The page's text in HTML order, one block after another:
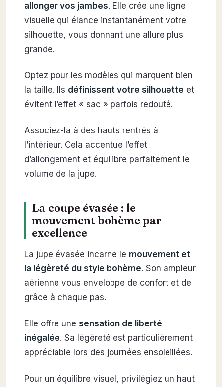
allonger vos jambes. Elle crée une ligne
visuelle qui élance instantanément votre
silhouette, vous donnant une allure plus
grande.
Optez pour les modèles qui marquent bien
la taille. Ils définissent votre silhouette et
évitent l’effet « sac » parfois redouté.
Associez-la à des hauts rentrés à
l’intérieur. Cela accentue l’effet
d’allongement et équilibre parfaitement le
volume de la jupe.
La coupe évasée : le
mouvement bohème par
excellence
La jupe évasée incarne le mouvement et
la légèreté du style bohème. Son ampleur
aérienne vous enveloppe de confort et de
grâce à chaque pas.
Elle offre une sensation de liberté
inégalée. Sa légèreté est particulièrement
appréciable lors des journées ensoleillées.
Pour un équilibre visuel, privilégiez un haut